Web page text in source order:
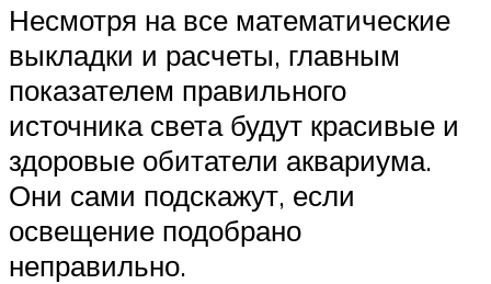
Несмотря на все математические
выкладки и расчеты, главным
показателем правильного
источника света будут красивые и
здоровые обитатели аквариума.
Они сами подскажут, если
освещение подобрано
неправильно.